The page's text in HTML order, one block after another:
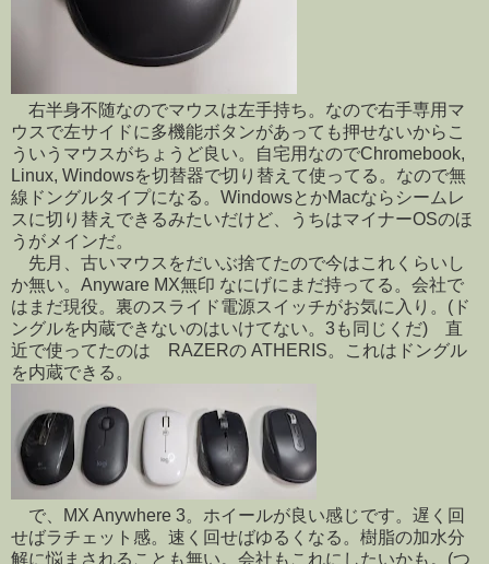
右半身不随なのでマウスは左手持ち。なので右手専用マ
ウスで左サイドに多機能ボタンがあっても押せないからこ
ういうマウスがちょうど良い。自宅用なのでChromebook,
Linux, Windowsを切替器で切り替えて使ってる。なので無
線ドングルタイプになる。WindowsとかMacならシームレ
スに切り替えできるみたいだけど、うちはマイナーOSのほ
うがメインだ。
先月、古いマウスをだいぶ捨てたので今はこれくらいし
か無い。Anyware MX無印 なにげにまだ持ってる。会社で
はまだ現役。裏のスライド電源スイッチがお気に入り。(ド
ングルを内蔵できないのはいけてない。3も同じくだ) 直
近で使ってたのは RAZERの ATHERIS。これはドングル
を内蔵できる。
で、MX Anywhere 3。ホイールが良い感じです。遅く回
せばラチェット感。速く回せばゆるくなる。樹脂の加水分
解に悩まされることも無い。会社もこれにしたいかも。(つ